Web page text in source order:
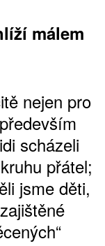
málem
nejen pro
scházeli
přátel;
jsme děti,